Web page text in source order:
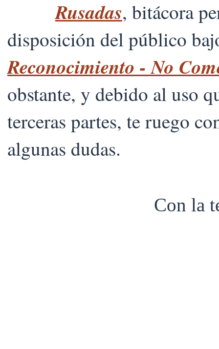
Rusadas, bitácora
disposición del público
Reconocimiento - No
obstante, y debido al uso
terceras partes, te ruego
algunas dudas.
Con la